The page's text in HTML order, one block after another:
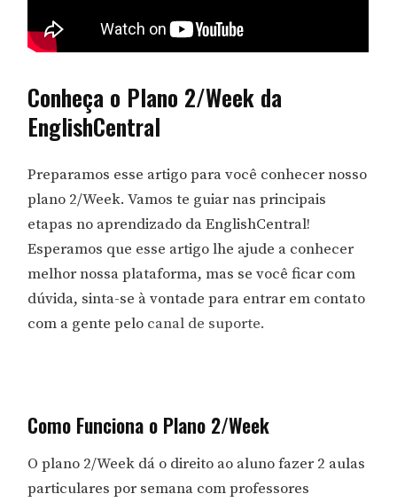
Conheça o Plano 2/Week da
EnglishCentral
Preparamos esse artigo para você conhecer nosso
plano 2/Week. Vamos te guiar nas principais
etapas no aprendizado da EnglishCentral!
Esperamos que esse artigo lhe ajude a conhecer
melhor nossa plataforma, mas se você ficar com
dúvida, sinta-se à vontade para entrar em contato
com a gente pelo canal de suporte.
Como Funciona o Plano 2/Week
O plano 2/Week dá o direito ao aluno fazer 2 aulas
particulares por semana com professores